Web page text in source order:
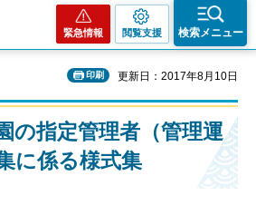
緊急情報 閲覧支援 検索メニュー
印刷 更新日：2017年8月10日
の指定管理者（管理運
に係る様式集